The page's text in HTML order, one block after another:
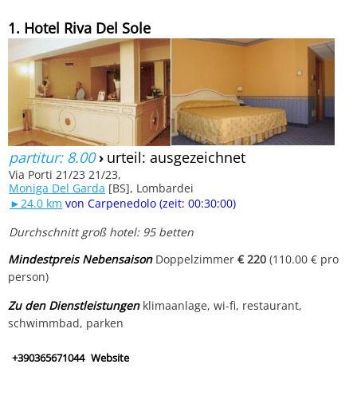
1. Hotel Riva Del Sole
partitur: 8.00› urteil: ausgezeichnet
Via Porti 21/23 21/23,
Moniga Del Garda [BS], Lombardei
►24.0 km von Carpenedolo (zeit: 00:30:00)
Durchschnitt groß hotel: 95 betten
Mindestpreis NebensaisonDoppelzimmer€ 220 (110.00 € pro
person)
Zu den Dienstleistungenklimaanlage, wi-fi, restaurant,
schwimmbad, parken
+390365671044 Website